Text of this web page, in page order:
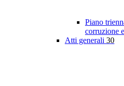
Piano
corruzione
Atti generali 30